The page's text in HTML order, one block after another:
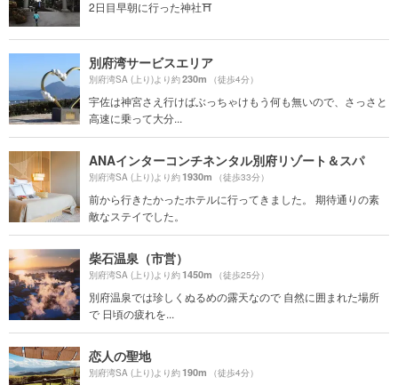
2日目早朝に行った神社⛩️
別府湾サービスエリア
別府湾SA (上り)より約230m （徒歩4分）
宇佐は神宮さえ行けばぶっちゃけもう何も無いので、さっさと
高速に乗って大分...
ANAインターコンチネンタル別府リゾート＆スパ
別府湾SA (上り)より約1930m （徒歩33分）
前から行きたかったホテルに行ってきました。 期待通りの素
敵なステイでした。
柴石温泉（市営）
別府湾SA (上り)より約1450m （徒歩25分）
別府温泉では珍しくぬるめの露天なので 自然に囲まれた場所
で 日頃の疲れを...
恋人の聖地
別府湾SA (上り)より約190m （徒歩4分）